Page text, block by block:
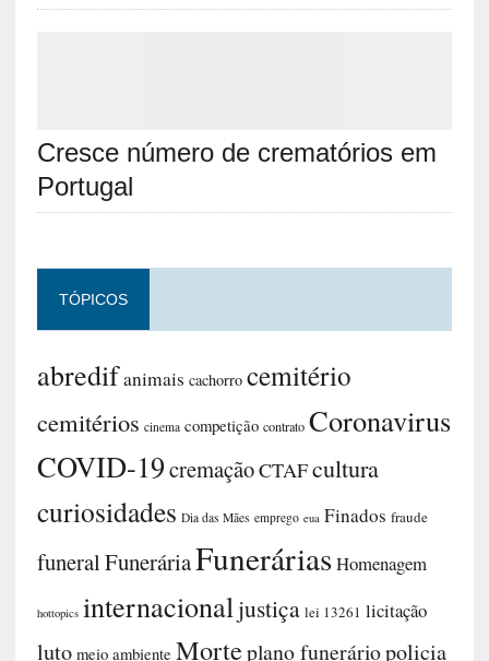
Cresce número de crematórios em
Portugal
TÓPICOS
abredifanimais cachorro cemitério
cemitérios cinema competição contrato Coronavirus
COVID-19cremaçãoCTAFcultura
curiosidades Dia das Mães emprego eua Finados fraude
funeralFuneráriaFuneráriasHomenagem
hottopics internacionaljustiça lei 13261 licitação
luto meio ambiente Morteplano funeráriopolicia